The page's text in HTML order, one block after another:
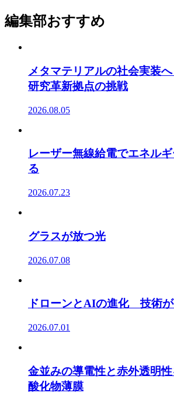
編集部おすすめ
メタマテリアルの社会実装
研究革新拠点の挑戦
2026.08.05
レーザー無線給電でエネル
る
2026.07.23
グラスが放つ光
2026.07.08
ドローンとAIの進化 技術
2026.07.01
金並みの導電性と赤外透明
酸化物薄膜